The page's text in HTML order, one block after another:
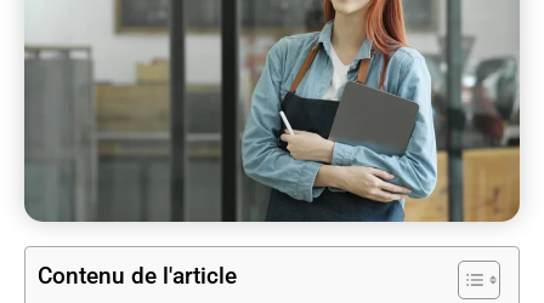
Contenu de l'article